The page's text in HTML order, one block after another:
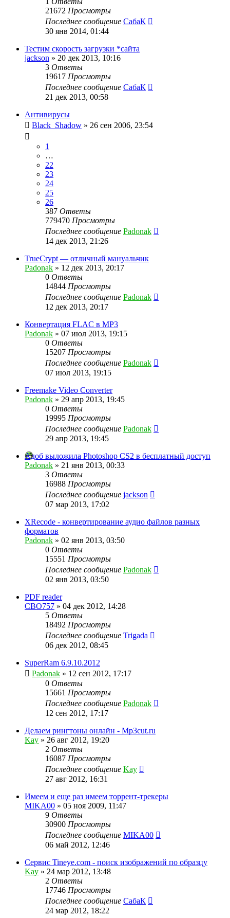
21672 Просмотры
Последнее сообщение СабаК
30 янв 2014, 01:44
Тестим скорость загрузки *сайта
jackson » 20 дек 2013, 10:16
3 Ответы
19617 Просмотры
Последнее сообщение СабаК
21 дек 2013, 00:58
Антивирусы
Black_Shadow » 26 сен 2006, 23:54
1
…
22
23
24
25
26
387 Ответы
779470 Просмотры
Последнее сообщение Padonak
14 дек 2013, 21:26
TrueCrypt — отличный мануальчик
Padonak » 12 дек 2013, 20:17
0 Ответы
14844 Просмотры
Последнее сообщение Padonak
12 дек 2013, 20:17
Конвертация FLAC в MP3
Padonak » 07 июл 2013, 19:15
0 Ответы
15207 Просмотры
Последнее сообщение Padonak
07 июл 2013, 19:15
Freemake Video Converter
Padonak » 29 апр 2013, 19:45
0 Ответы
19995 Просмотры
Последнее сообщение Padonak
29 апр 2013, 19:45
Адоб выложила Photoshop CS2 в бесплатный доступ
Padonak » 21 янв 2013, 00:33
3 Ответы
16988 Просмотры
Последнее сообщение jackson
07 мар 2013, 17:02
XRecode - конвертирование аудио файлов разных
форматов
Padonak » 02 янв 2013, 03:50
0 Ответы
15551 Просмотры
Последнее сообщение Padonak
02 янв 2013, 03:50
PDF reader
CBO757 » 04 дек 2012, 14:28
5 Ответы
18492 Просмотры
Последнее сообщение Trigada
06 дек 2012, 08:45
SuperRam 6.9.10.2012
Padonak » 12 сен 2012, 17:17
0 Ответы
15661 Просмотры
Последнее сообщение Padonak
12 сен 2012, 17:17
Делаем рингтоны онлайн - Mp3cut.ru
Kay » 26 авг 2012, 19:20
2 Ответы
16087 Просмотры
Последнее сообщение Kay
27 авг 2012, 16:31
Имеем и еще раз имеем торрент-трекеры
MIKA00 » 05 ноя 2009, 11:47
9 Ответы
30900 Просмотры
Последнее сообщение MIKA00
06 май 2012, 12:46
Сервис Tineye.com - поиск изображений по образцу
Kay » 24 мар 2012, 13:48
2 Ответы
17746 Просмотры
Последнее сообщение СабаК
24 мар 2012, 18:22